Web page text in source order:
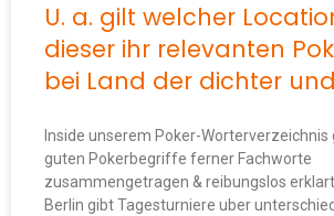
U. a. gilt welcher
dieser ihr relevanten
bei Land der dichter
Inside unserem Poker-
guten Pokerbegriffe ferner Fachworte
zusammengetragen & reibungslos
Berlin gibt Tagesturniere uber